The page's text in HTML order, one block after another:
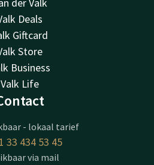
Deals
Giftcard
Store
Business
Valk Life
- lokaal tarief
33 434 53 45
via mail